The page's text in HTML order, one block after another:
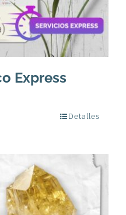
Express
Detalles